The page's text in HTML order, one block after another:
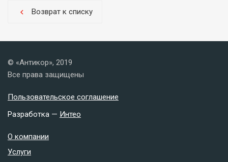
chevron_left Возврат к списку
© «Антикор», 2019
Все права защищены
Пользовательское соглашение
Разработка — Интео
О компании
Услуги